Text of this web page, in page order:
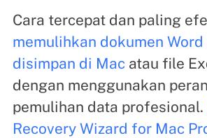
Cara tercepat dan paling
memulihkan dokumen
disimpan di Macatau file
dengan menggunakan
pemulihan data profesional.
Recovery Wizard for Mac